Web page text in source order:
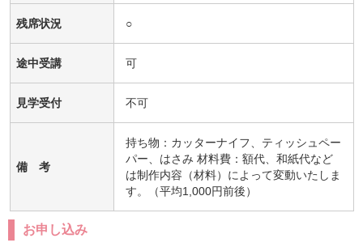
残席状況 ○
途中受講 可
見学受付 不可
備 考
持ち物：カッターナイフ、ティッシュペー
パー、はさみ 材料費：額代、和紙代など
は制作内容（材料）によって変動いたしま
す。（平均1,000円前後）
お申し込み